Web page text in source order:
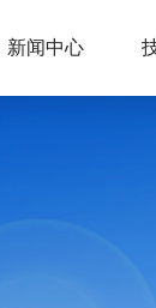
新闻中心